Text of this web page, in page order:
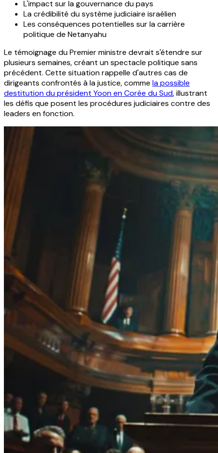
L'impact sur la gouvernance du pays
La crédibilité du système judiciaire israélien
Les conséquences potentielles sur la carrière
politique de Netanyahu
Le témoignage du Premier ministre devrait s'étendre sur
plusieurs semaines, créant un spectacle politique sans
précédent. Cette situation rappelle d'autres cas de
dirigeants confrontés à la justice, comme la possible
destitution du président Yoon en Corée du Sud, illustrant
les défis que posent les procédures judiciaires contre des
leaders en fonction.